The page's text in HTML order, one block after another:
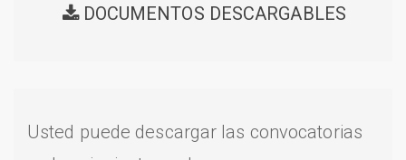
DOCUMENTOS DESCARGABLES
Usted puede descargar las convocatorias